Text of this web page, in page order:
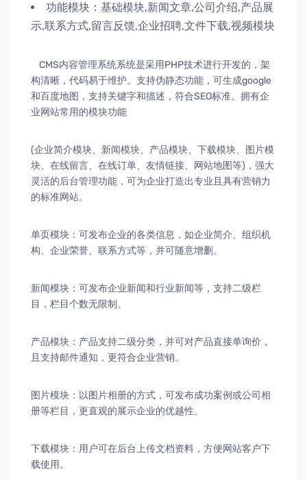
功能模块： 基础模块,新闻文章,公司介绍,产品展
示,联系方式,留言反馈,企业招聘,文件下载,视频模块
CMS内容管理系统系统是采用PHP技术进行开发的，架
构清晰，代码易于维护。支持伪静态功能，可生成google
和百度地图，支持关键字和描述，符合SEO标准。拥有企
业网站常用的模块功能
(企业简介模块、新闻模块、产品模块、下载模块、图片模
块、在线留言、在线订单、友情链接、网站地图等)，强大
灵活的后台管理功能，可为企业打造出专业且具有营销力
的标准网站。
单页模块：可发布企业的各类信息，如企业简介、组织机
构、企业荣誉、联系方式等，并可随意增删。
新闻模块：可发布企业新闻和行业新闻等，支持二级栏
目，栏目个数无限制。
产品模块：产品支持二级分类，并可对产品直接单询价，
且支持邮件通知，更符合企业营销。
图片模块：以图片相册的方式，可发布成功案例或公司相
册等栏目，更直观的展示企业的优越性。
下载模块：用户可在后台上传文档资料，方便网站客户下
载使用。